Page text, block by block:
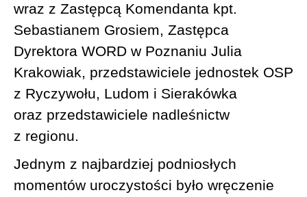
wraz z Zastępcą Komendanta kpt.
Sebastianem Grosiem, Zastępca
Dyrektora WORD w Poznaniu Julia
Krakowiak, przedstawiciele jednostek OSP
z Ryczywołu, Ludom i Sierakówka
oraz przedstawiciele nadleśnictw
z regionu.
Jednym z najbardziej podniosłych
momentów uroczystości było wręczenie